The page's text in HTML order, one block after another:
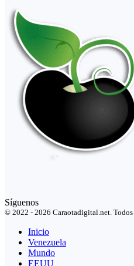
Síguenos
© 2022 - 2026 Caraotadigital.net. Todos
Inicio
Venezuela
Mundo
EEUU